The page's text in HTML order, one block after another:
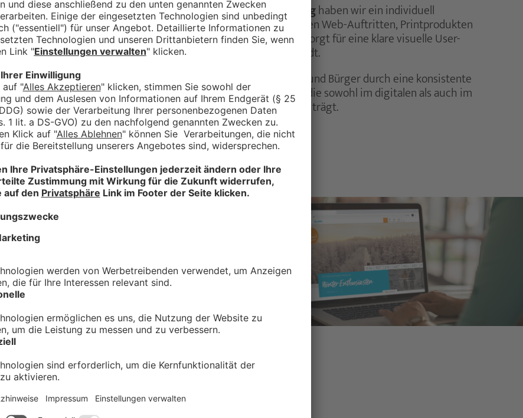
FürWinterberg Touristikund dieStadt Winterberghaben wir ein individuell
gestaltetes Icon-Set entwickelt, das einheitlich auf den Web-Auftritten, Printprodukten
und der Beschilderung zum Einsatz kommt. Das Set sorgt für eine klare visuelle User-
Führung und unterstützt das Gesamtkonzept der Stadt.
Durch die einheitliche Gestaltung werden Besucher und Bürger durch eine konsistente
und ansprechende visuelle Kommunikation geführt, die sowohl im digitalen als auch im
physischen Raum zu einer besseren Orientierung beiträgt.
©